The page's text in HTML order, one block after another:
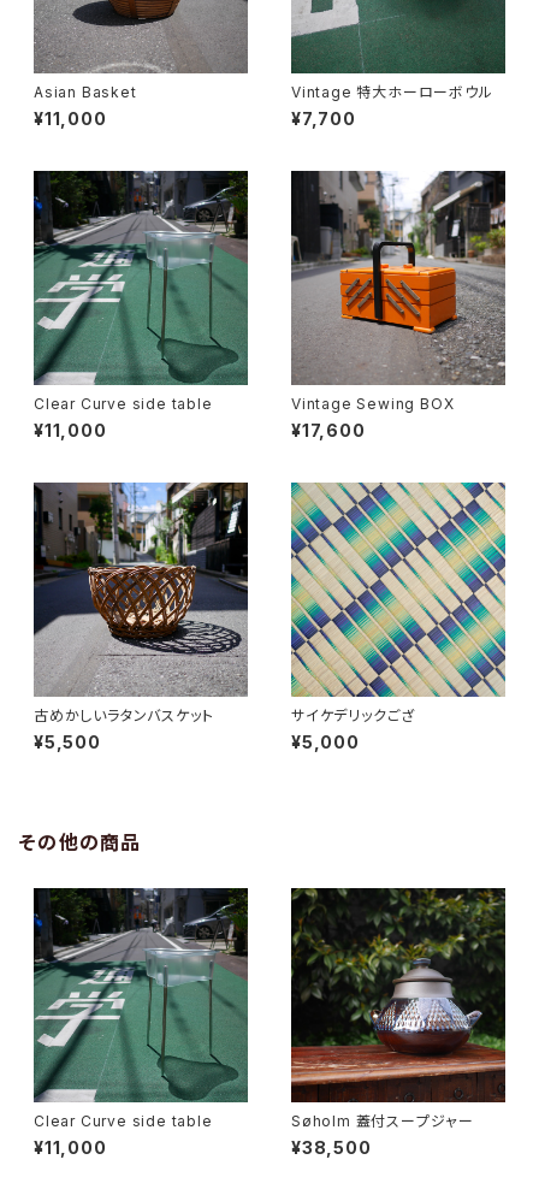
Asian Basket
¥11,000
Vintage 特大ホーローボウル
¥7,700
Clear Curve side table
¥11,000
Vintage Sewing BOX
¥17,600
古めかしいラタンバスケット
¥5,500
サイケデリックござ
¥5,000
その他の商品
Clear Curve side table
¥11,000
Søholm 蓋付スープジャー
¥38,500